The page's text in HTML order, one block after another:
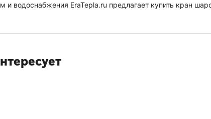
и водоснабжения EraTepla.ru предлагает купить кран